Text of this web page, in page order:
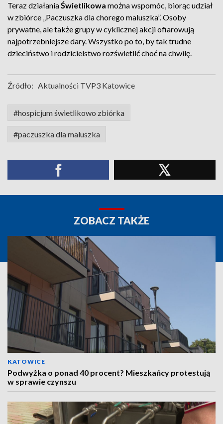
Teraz działaniaŚwietlikowa można wspomóc, biorąc udział
w zbiórce „Paczuszka dla chorego maluszka”. Osoby
prywatne, ale także grupy w cyklicznej akcji ofiarowują
najpotrzebniejsze dary. Wszystko po to, by tak trudne
dzieciństwo i rodzicielstwo rozświetlić choć na chwilę.
Źródło: Aktualności TVP3 Katowice
#hospicjum świetlikowo zbiórka
#paczuszka dla maluszka
ZOBACZ TAKŻE
KATOWICE
Podwyżka o ponad 40 procent? Mieszkańcy protestują
w sprawie czynszu